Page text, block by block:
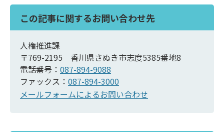
この記事に関するお問い合わせ先
人権推進課
〒769-2195 香川県さぬき市志度5385番地8
電話番号： 087-894-9088
ファックス： 087-894-3000
メールフォームによるお問い合わせ